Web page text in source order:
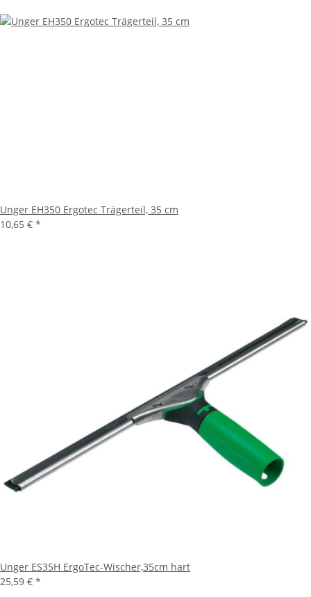
Unger EH350 Ergotec Trägerteil, 35 cm
10,65 € *
Unger ES35H ErgoTec-Wischer,35cm hart
25,59 € *